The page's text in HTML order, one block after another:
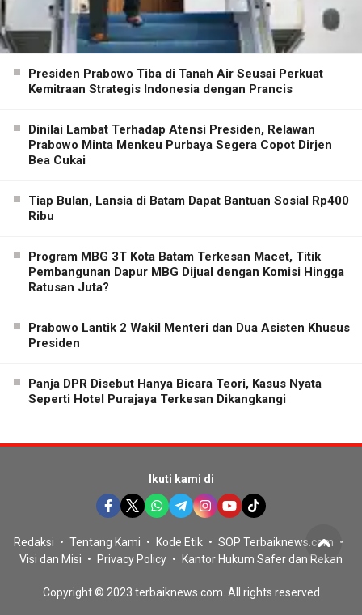
Presiden Prabowo Tiba di Tanah Air Seusai Perkuat
Kemitraan Strategis Indonesia dengan Prancis
Dinilai Lambat Terhadap Atensi Presiden, Relawan
Prabowo Minta Menkeu Purbaya Segera Copot Dirjen
Bea Cukai
Tiap Bulan, Lansia di Batam Dapat Bantuan Sosial Rp400
Ribu
Program MBG 3T Kota Batam Terkesan Macet, Titik
Pembangunan Dapur MBG Dijual dengan Komisi Hingga
Ratusan Juta?
Prabowo Lantik 2 Wakil Menteri dan Dua Asisten Khusus
Presiden
Panja DPR Disebut Hanya Bicara Teori, Kasus Nyata
Seperti Hotel Purajaya Terkesan Dikangkangi
Ikuti kami di
Redaksi Tentang Kami Kode Etik
SOP Terbaiknews.com
Visi dan Misi
Privacy Policy Kantor Hukum Safer dan Rekan
Copyright © 2023 terbaiknews.com. All rights reserved